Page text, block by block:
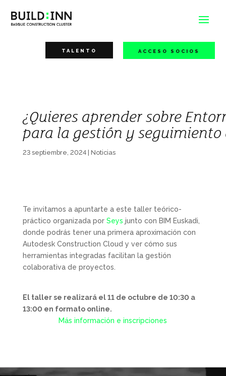
TALENTO ACCESO SOCIOS
¿Quieres aprender sobre
para la gestión y seguimiento
23 septiembre, 2024| Noticias
Te invitamos a apuntarte a este taller teórico-
práctico organizada por Seys junto con BIM Euskadi,
donde podrás tener una primera aproximación con
Autodesk Construction Cloud y ver cómo sus
herramientas integradas facilitan la gestión
colaborativa de proyectos.
El taller se realizará el 11 de octubre de 10:30 a
13:00 en formato online.
Más información e inscripciones